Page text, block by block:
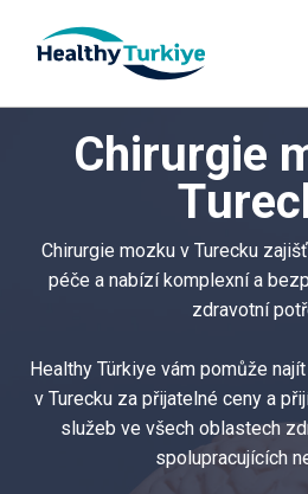
p
Chirurgie
Chirurgie mozku v Turecku
péče a nabízí komplexní a
zdravotní
Healthy Türkiye vám pomůže
v Turecku za přijatelné ceny a
služeb ve všech oblastech
spolupracujících